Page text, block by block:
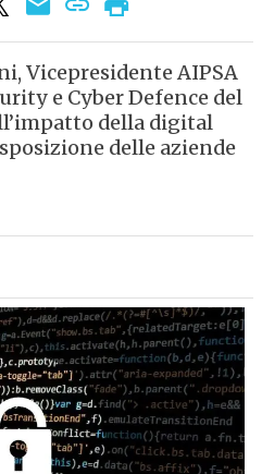
Vicepresidente AIPSA
e Cyber Defence del
della digital
delle aziende